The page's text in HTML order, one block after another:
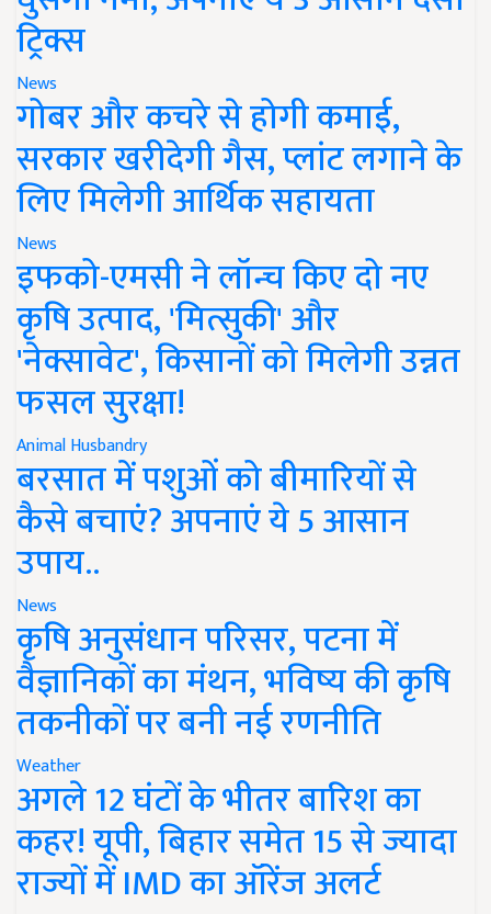
ट्रिक्स
News
गोबर और कचरे से होगी कमाई,
सरकार खरीदेगी गैस, प्लांट लगाने के
लिए मिलेगी आर्थिक सहायता
News
इफको-एमसी ने लॉन्च किए दो नए
कृषि उत्पाद, 'मित्सुकी' और
'नेक्सावेट', किसानों को मिलेगी उन्नत
फसल सुरक्षा!
Animal Husbandry
बरसात में पशुओं को बीमारियों से
कैसे बचाएं? अपनाएं ये 5 आसान
उपाय..
News
कृषि अनुसंधान परिसर, पटना में
वैज्ञानिकों का मंथन, भविष्य की कृषि
तकनीकों पर बनी नई रणनीति
Weather
अगले 12 घंटों के भीतर बारिश का
कहर! यूपी, बिहार समेत 15 से ज्यादा
राज्यों में IMD का ऑरेंज अलर्ट